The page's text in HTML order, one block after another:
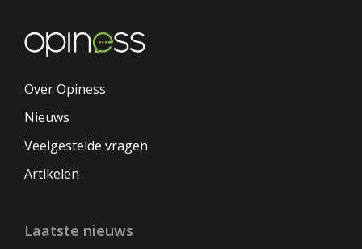
Over Opiness
Nieuws
Veelgestelde vragen
Artikelen
Laatste nieuws